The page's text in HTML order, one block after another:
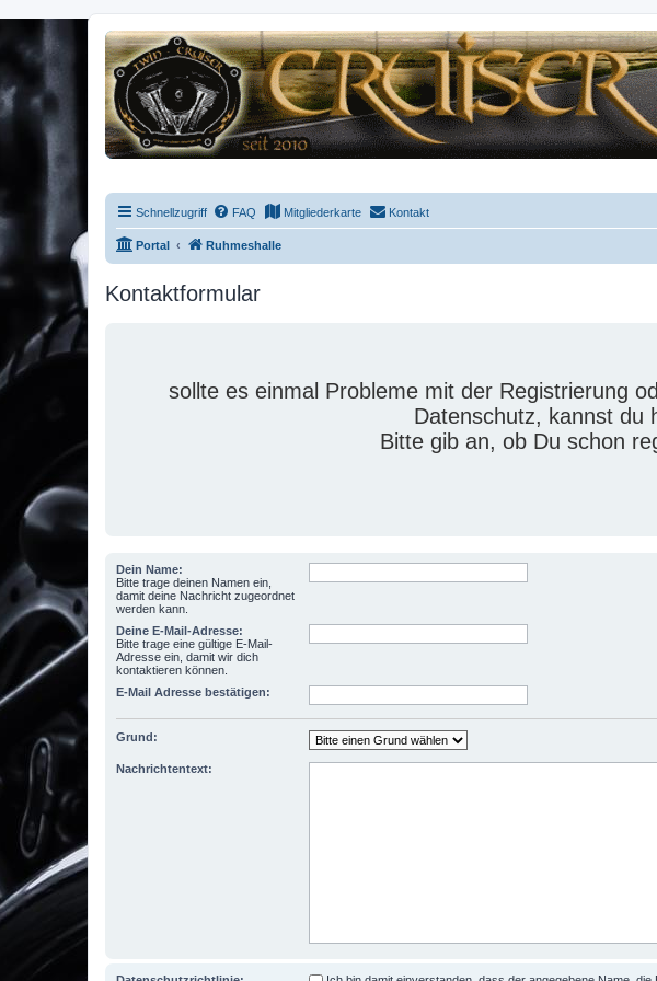
Schnellzugriff FAQ Mitgliederkarte Kontakt
Portal Ruhmeshalle
Kontaktformular
sollte es einmal Probleme mit der Registrierung
Datenschutz, kannst du
Bitte gib an, ob Du schon
Dein Name:
Bitte trage deinen Namen ein,
damit deine Nachricht zugeordnet
werden kann.
Deine E-Mail-Adresse:
Bitte trage eine gültige E-Mail-
Adresse ein, damit wir dich
kontaktieren können.
E-Mail Adresse bestätigen:
Grund:
Nachrichtentext: